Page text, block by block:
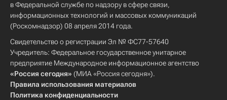
в Федеральной службе по надзору в сфере связи,
информационных технологий и массовых коммуникаций
(Роскомнадзор) 08 апреля 2014 года.
Свидетельство о регистрации Эл № ФС77-57640
Учредитель: Федеральное государственное унитарное
предприятие Международное информационное агентство
«Россия сегодня» (МИА «Россия сегодня»).
Правила использования материалов
Политика конфиденциальности